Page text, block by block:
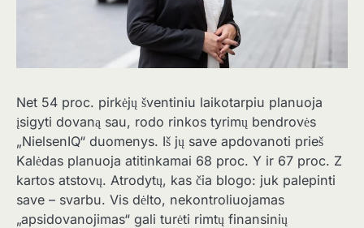
Net 54 proc. pirkėjų šventiniu laikotarpiu planuoja
įsigyti dovaną sau, rodo rinkos tyrimų bendrovės
„NielsenIQ“ duomenys. Iš jų save apdovanoti prieš
Kalėdas planuoja atitinkamai 68 proc. Y ir 67 proc. Z
kartos atstovų. Atrodytų, kas čia blogo: juk palepinti
save – svarbu. Vis dėlto, nekontroliuojamas
„apsidovanojimas“ gali turėti rimtų finansinių